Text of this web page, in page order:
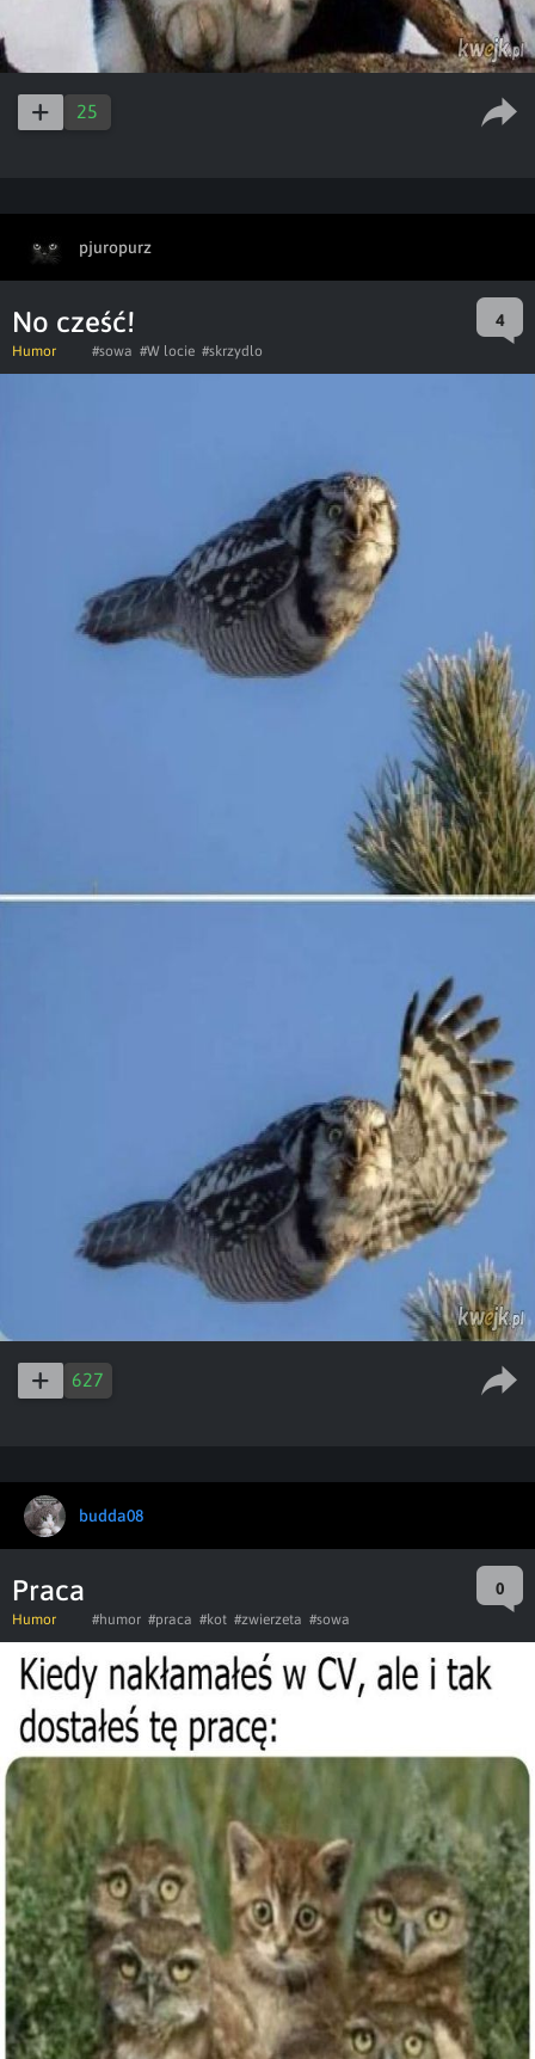
25
pjuropurz
No cześć! 4
Humor #sowa #W locie #skrzydlo
627
budda08
Praca 0
Humor #humor #praca #kot #zwierzeta #sowa